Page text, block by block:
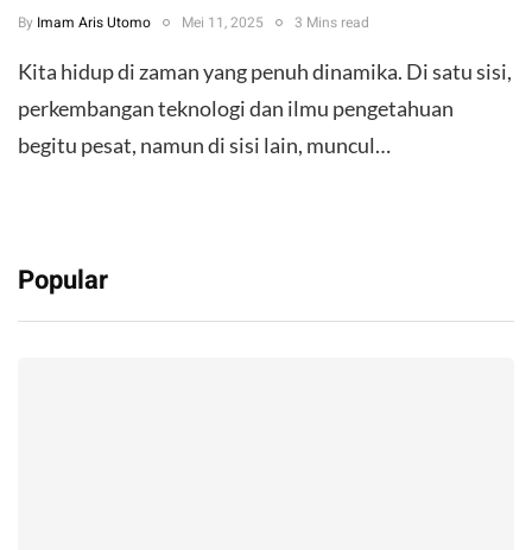
By Imam Aris Utomo Mei 11, 2025 3 Mins read
Kita hidup di zaman yang penuh dinamika. Di satu sisi,
perkembangan teknologi dan ilmu pengetahuan
begitu pesat, namun di sisi lain, muncul…
Popular